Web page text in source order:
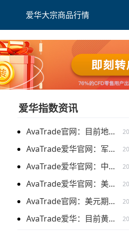
爱华大宗商品行情
爱华指数资讯
AvaTrade官网：目前地缘关系引发的供需的变化，带来的燃料油价格持续上涨
AvaTrade爱华官网：军事行动的担忧下，黄金价格持续上涨
AvaTrade爱华官网：中东局势以及避险需求下，黄金价格走势稳健
AvaTrade爱华官网：美元走弱以及就业数据疲软，美股三大指数集体上涨
AvaTrade官网：美元期货走强的情况下，现货黄金价格探底回升
AvaTrade爱华：目前黄金价格涨势延续，关注全球市场变化